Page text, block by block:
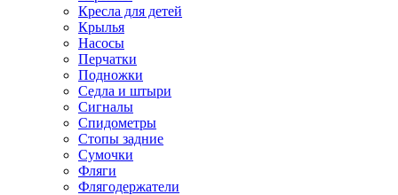
Кресла для детей
Крылья
Насосы
Перчатки
Подножки
Седла и штыри
Сигналы
Спидометры
Стопы задние
Сумочки
Фляги
Флягодержатели